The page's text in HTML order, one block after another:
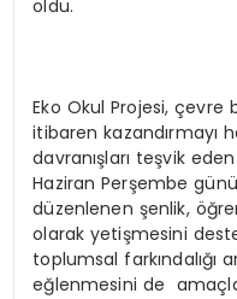
oldu.
Eko Okul Projesi, çevre
itibaren kazandırmayı
davranışları teşvik
Haziran Perşembe
düzenlenen şenlik,
olarak yetişmesini
toplumsal farkındalığı
eğlenmesini de